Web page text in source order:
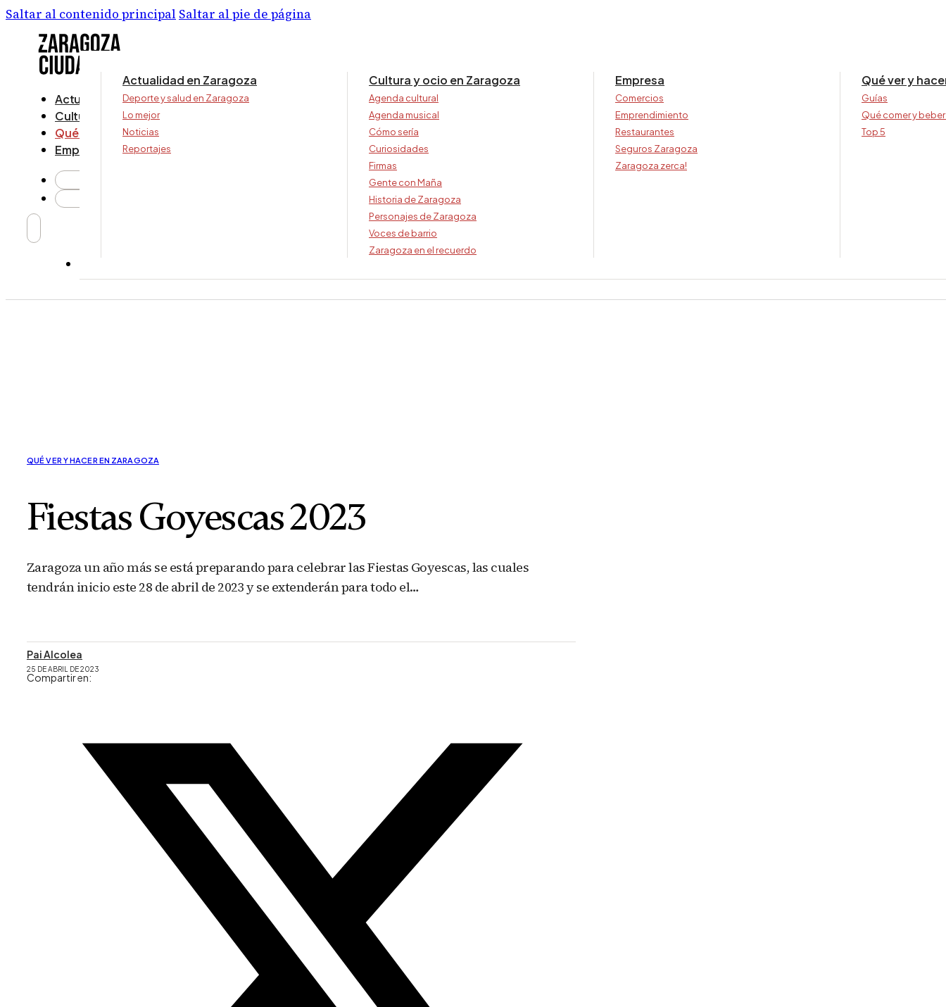
Saltar al contenido principal Saltar al pie de página
Actualidad
Cultura y ocio
Qué ver y hacer
Empresa
Actualidad en Zaragoza
Deporte y salud en Zaragoza
Lo mejor
Noticias
Reportajes
Cultura y ocio en Zaragoza
Agenda cultural
Agenda musical
Cómo sería
Curiosidades
Firmas
Gente con Maña
Historia de Zaragoza
Personajes de Zaragoza
Voces de barrio
Zaragoza en el recuerdo
Empresa
Comercios
Emprendimiento
Restaurantes
Seguros Zaragoza
Zaragoza zerca!
Qué ver y
Guías
Qué comer y
Top 5
QUÉ VER Y HACER EN ZARAGOZA
Fiestas Goyescas 2023
Zaragoza un año más se está preparando para celebrar las Fiestas Goyescas, las cuales
tendrán inicio este 28 de abril de 2023 y se extenderán para todo el…
Pai Alcolea
25 DE ABRIL DE 2023
Compartir en: